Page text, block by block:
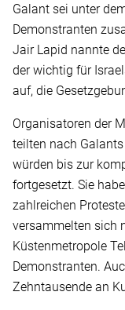
Galant sei unter
Demonstranten
Jair Lapid nannte
der wichtig für
auf, die
Organisatoren der
teilten nach
würden bis zur
fortgesetzt. Sie
zahlreichen
versammelten sich
Küstenmetropole
Demonstranten.
Zehntausende an